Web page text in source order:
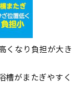
くなり負担が大き
槽がまたぎやすく